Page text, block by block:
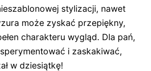
stylizacji, nawet
może zyskać przepiękny,
charakteru wygląd. Dla pań,
i zaskakiwać,
w dziesiątkę!